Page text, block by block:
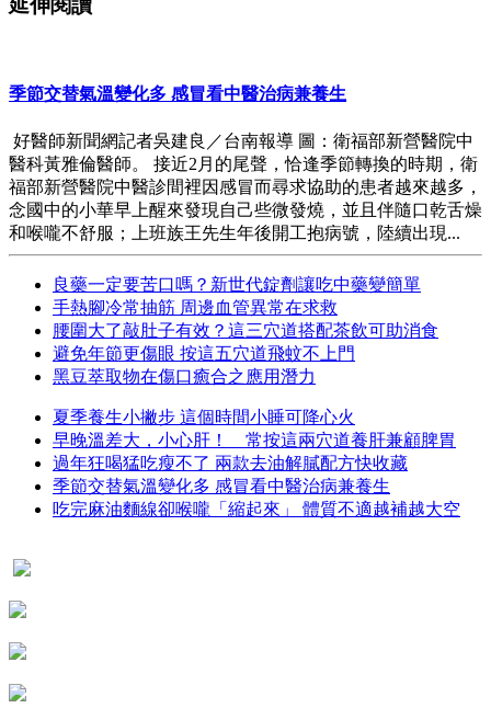
延伸閱讀
季節交替氣溫變化多 感冒看中醫治病兼養生
好醫師新聞網記者吳建良／台南報導 圖：衛福部新營醫院中
醫科黃雅倫醫師。 接近2月的尾聲，恰逢季節轉換的時期，衛
福部新營醫院中醫診間裡因感冒而尋求協助的患者越來越多，
念國中的小華早上醒來發現自己些微發燒，並且伴隨口乾舌燥
和喉嚨不舒服；上班族王先生年後開工抱病號，陸續出現...
良藥一定要苦口嗎？新世代錠劑讓吃中藥變簡單
手熱腳冷常抽筋 周邊血管異常在求救
腰圍大了敲肚子有效？這三穴道搭配茶飲可助消食
避免年節更傷眼 按這五穴道飛蚊不上門
黑豆萃取物在傷口癒合之應用潛力
夏季養生小撇步 這個時間小睡可降心火
早晚溫差大，小心肝！ 常按這兩穴道養肝兼顧脾胃
過年狂喝猛吃瘦不了 兩款去油解膩配方快收藏
季節交替氣溫變化多 感冒看中醫治病兼養生
吃完麻油麵線卻喉嚨「縮起來」 體質不適越補越大空